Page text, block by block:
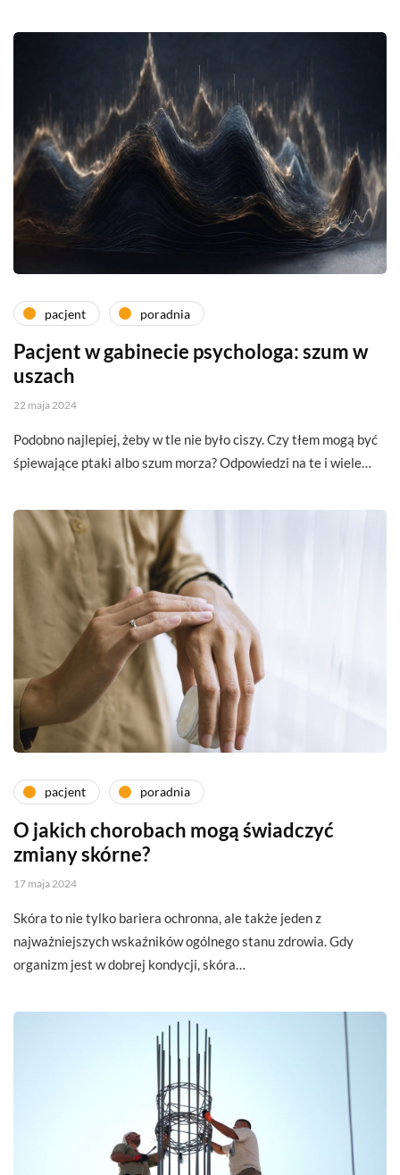
pacjent poradnia
Pacjent w gabinecie psychologa: szum w
uszach
22 maja 2024
Podobno najlepiej, żeby w tle nie było ciszy. Czy tłem mogą być
śpiewające ptaki albo szum morza? Odpowiedzi na te i wiele…
pacjent poradnia
O jakich chorobach mogą świadczyć
zmiany skórne?
17 maja 2024
Skóra to nie tylko bariera ochronna, ale także jeden z
najważniejszych wskaźników ogólnego stanu zdrowia. Gdy
organizm jest w dobrej kondycji, skóra…